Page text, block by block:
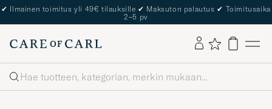
✔ Ilmainen toimitus yli 49€ tilauksille ✔ Maksuton palautus ✔ Toimitusaika
2–5 pv
Haku